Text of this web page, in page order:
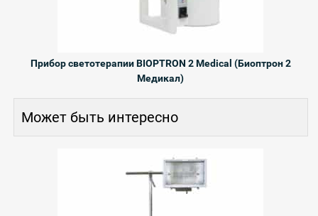
Прибор светотерапии BIOPTRON 2 Medical (Биоптрон 2
Медикал)
Может быть интересно